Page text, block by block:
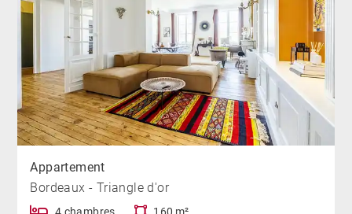
Appartement
Bordeaux - Triangle d'or
4 chambres 160 m²